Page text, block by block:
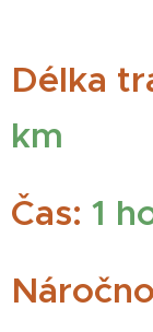
Délka
km
Čas: 1